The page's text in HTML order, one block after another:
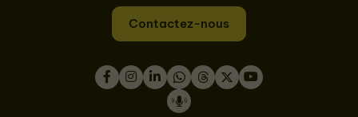
Contactez-nous
Instagram
LinkedInWhatsApp